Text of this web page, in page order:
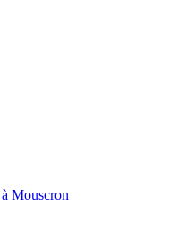
Mouscron